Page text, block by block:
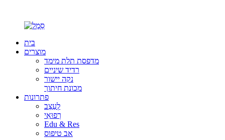
בית
מוצרים
מדפסת תלת מימד
רדיד שיניים
נקה יישור
מכונת חיתוך
פתרונות
לְעַצֵב
רְפוּאִי
Edu & Res
אב טיפוס